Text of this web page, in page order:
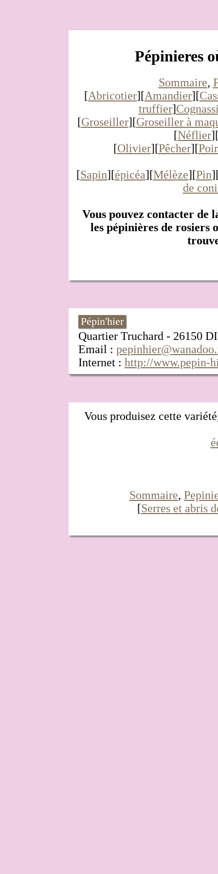
Pépinieres
Sommaire,
[Abricotier][Amandier][
truffier]
[Groseiller][Groseiller à
[Néflier
[Olivier][Pêcher][
[Sapin][épicéa][Mélèze][Pin
de
Vous pouvez contacter de
les pépinières de rosiers
Pépin'hier
Quartier Truchard - 26150
Email :
Internet : http://www.pepin-
Vous produisez cette
Sommaire,
[Serres et abris